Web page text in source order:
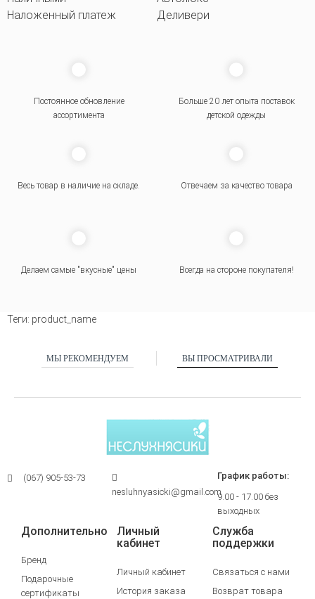
Наложенный платеж
Деливери
Постоянное обновление
ассортимента
Больше 20 лет опыта поставок
детской одежды
Весь товар в наличие на складе. Отвечаем за качество товара
Делаем самые "вкусные" цены Всегда на стороне покупателя!
Теги: product_name
МЫ РЕКОМЕНДУЕМ ВЫ ПРОСМАТРИВАЛИ
(067) 905-53-73
nesluhnyasicki@gmail.com
График работы:
9.00 - 17.00 без
выходных
Дополнительно
Бренд
Подарочные
сертификаты
Личный
кабинет
Личный кабинет
История заказа
Служба
поддержки
Связаться с нами
Возврат товара